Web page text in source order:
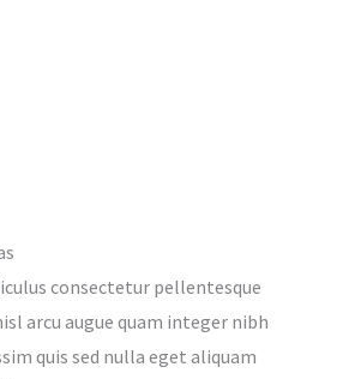
consectetur pellentesque
arcu augue quam integer nibh
quis sed nulla eget aliquam